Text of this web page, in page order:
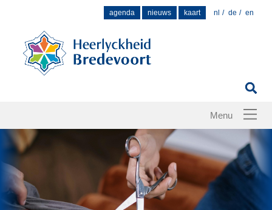
agenda nieuws kaart nl de en